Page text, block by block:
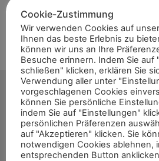
Reiten zählt zu den schönsten
zugleich auch zu den
es, sich dabei möglichst gut zu
Reitkappe, Handschuhen und
Start
News
Cookie-Zustimmung
Wir verwenden Cookies auf
Ihnen das beste Erlebnis zu
können wir uns an Ihre
Besuche erinnern. Indem Sie auf
schließen" klicken, erklären Sie
Verwendung aller unter
vorgeschlagenen Cookies
können Sie persönliche
indem Sie auf "Einstellungen"
persönlichen Präferenzen
auf "Akzeptieren" klicken. Sie
notwendigen Cookies ablehnen,
entsprechenden Button